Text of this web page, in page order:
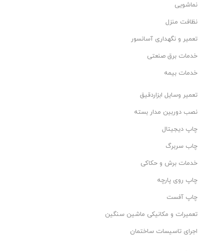
نماشویی
نظافت منزل
تعمیر و نگهداری آسانسور
خدمات برق صنعتی
خدمات بیمه
تعمیر وسایل ابزاردقیق
نصب دوربین مدار بسته
چاپ دیجیتال
چاب سربرگ
خدمات برش و حکاکی
چاپ روی پارچه
چاپ آفست
تعمیرات و مکانیکی ماشین سنگین
اجرای تاسیسات ساختمان